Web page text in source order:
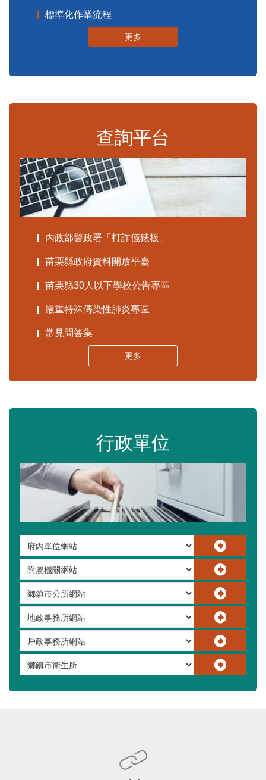
標準化作業流程
更多
查詢平台
內政部警政署「打詐儀錶板」
苗栗縣政府資料開放平臺
苗栗縣30人以下學校公告專區
嚴重特殊傳染性肺炎專區
常見問答集
更多
行政單位